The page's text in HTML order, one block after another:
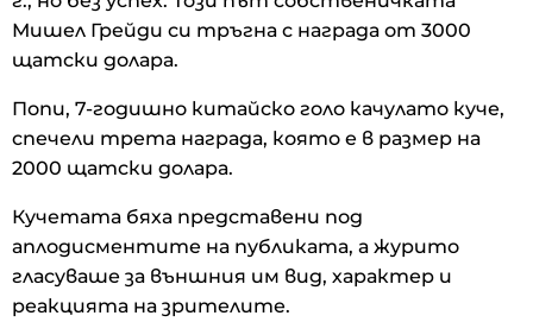
Мишел Грейди си тръгна с награда от 3000
щатски долара.
Попи, 7-годишно китайско голо качулато куче,
спечели трета награда, която е в размер на
2000 щатски долара.
Кучетата бяха представени под
аплодисментите на публиката, а журито
гласуваше за външния им вид, характер и
реакцията на зрителите.